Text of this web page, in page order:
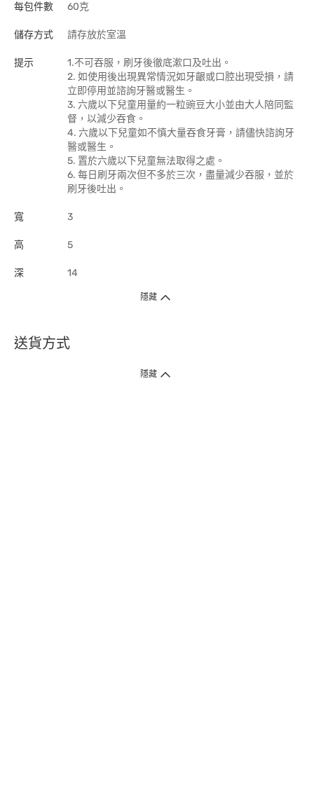
每包件數 60克
儲存方式 請存放於室溫
提示
1.不可吞服，刷牙後徹底漱口及吐出。
2. 如使用後出現異常情況如牙齦或口腔出現受損，請
立即停用並諮詢牙醫或醫生。
3. 六歲以下兒童用量約一粒豌豆大小並由大人陪同監
督，以減少吞食。
4. 六歲以下兒童如不慎大量吞食牙膏，請儘快諮詢牙
醫或醫生。
5. 置於六歲以下兒童無法取得之處。
6. 每日刷牙兩次但不多於三次，盡量減少吞服，並於
刷牙後吐出。
寬 3
高 5
深 14
隱藏
送貨方式
1. 送貨到府（受衛生署條例規管產品除外 ）
隱藏